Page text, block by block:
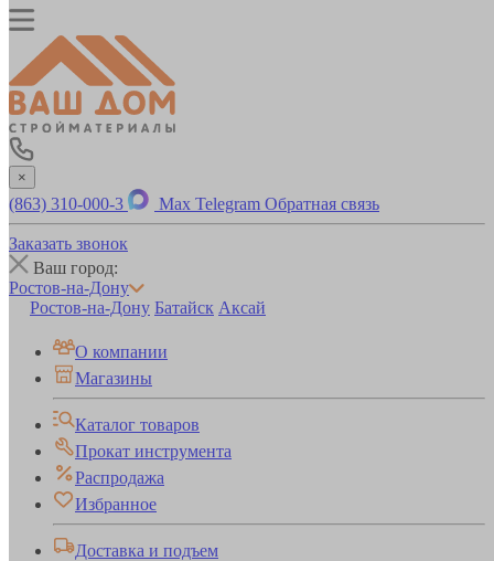
×
(863) 310-000-3 Max Telegram Обратная связь
Заказать звонок
Ваш город:
Ростов-на-Дону
Ростов-на-Дону Батайск Аксай
О компании
Магазины
Каталог товаров
Прокат инструмента
Распродажа
Избранное
Доставка и подъем